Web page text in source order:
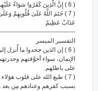
( 6 ) إِنَّ الَّذِينَ كَفَرُوا سَوَاءٌ عَلَيْهِمْ أَأَنذَرْتَهُمْ أَمْ لَمْ تُنذِرْهُمْ لَا يُؤْمِنُونَ
( 7 ) خَتَمَ اللَّهُ عَلَىٰ قُلُوبِهِمْ
عَذَابٌ عَظِيمٌ
التفسير الميسر
( 6 ) إن الذين جحدوا ما أُنزل
الإيمان، سواء أخوَّفتهم
على باطلهم.
( 7 ) طبع الله على قلوب
بسبب كفرهم وعنادهم مِن بعد